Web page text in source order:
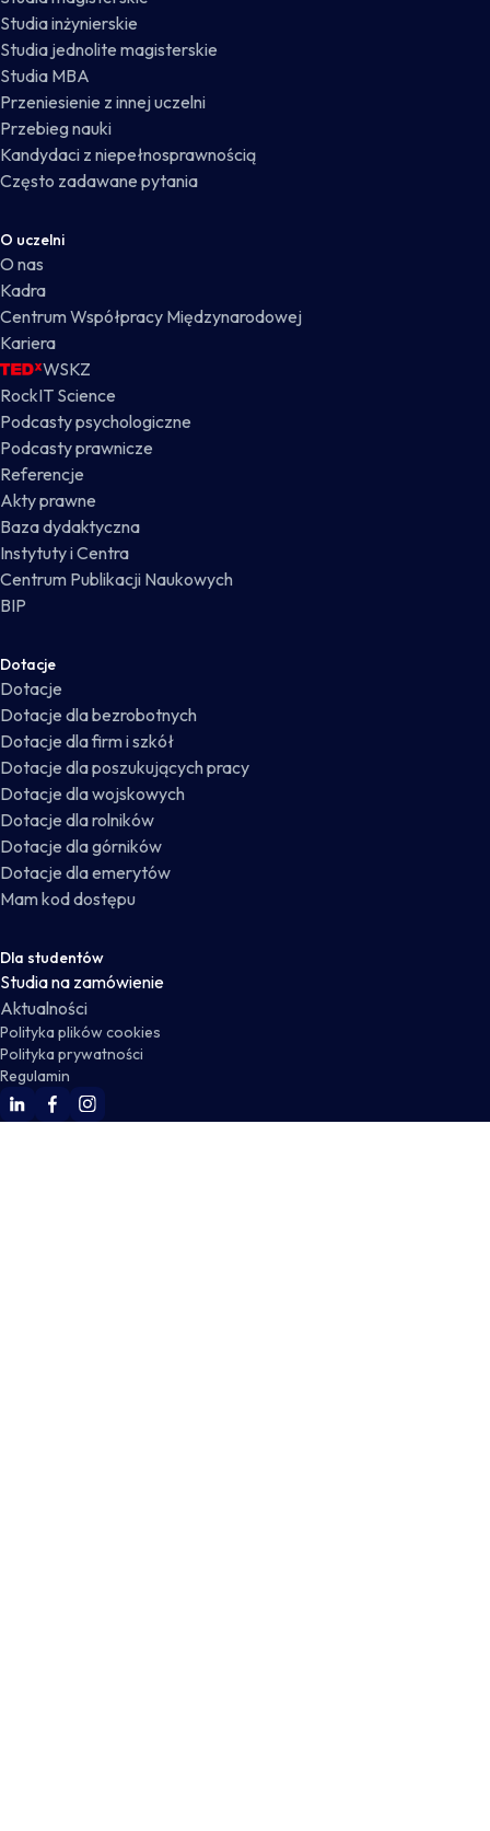
Studia inżynierskie
Studia jednolite magisterskie
Studia MBA
Przeniesienie z innej uczelni
Przebieg nauki
Kandydaci z niepełnosprawnością
Często zadawane pytania
O uczelni
O nas
Kadra
Centrum Współpracy Międzynarodowej
Kariera
WSKZ
RockIT Science
Podcasty psychologiczne
Podcasty prawnicze
Referencje
Akty prawne
Baza dydaktyczna
Instytuty i Centra
Centrum Publikacji Naukowych
BIP
Dotacje
Dotacje
Dotacje dla bezrobotnych
Dotacje dla firm i szkół
Dotacje dla poszukujących pracy
Dotacje dla wojskowych
Dotacje dla rolników
Dotacje dla górników
Dotacje dla emerytów
Mam kod dostępu
Dla studentów
Studia na zamówienie
Aktualności
Polityka plików cookies
Polityka prywatności
Regulamin
WSKZ Linkedin
WSKZ Facebook
WSKZ Instagram